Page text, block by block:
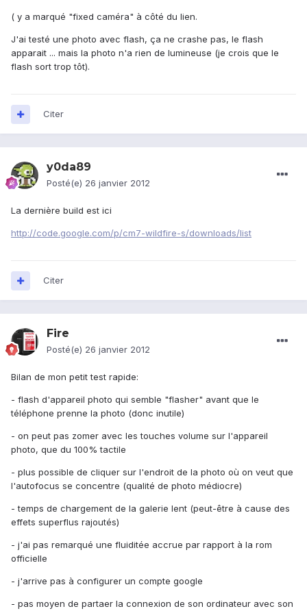
( y a marqué "fixed caméra" à côté du lien.
J'ai testé une photo avec flash, ça ne crashe pas, le flash
apparait ... mais la photo n'a rien de lumineuse (je crois que le
flash sort trop tôt).
Citer
y0da89
Posté(e) 26 janvier 2012
La dernière build est ici
http://code.google.com/p/cm7-wildfire-s/downloads/list
Citer
Fire
Posté(e) 26 janvier 2012
Bilan de mon petit test rapide:
- flash d'appareil photo qui semble "flasher" avant que le
téléphone prenne la photo (donc inutile)
- on peut pas zomer avec les touches volume sur l'appareil
photo, que du 100% tactile
- plus possible de cliquer sur l'endroit de la photo où on veut que
l'autofocus se concentre (qualité de photo médiocre)
- temps de chargement de la galerie lent (peut-être à cause des
effets superflus rajoutés)
- j'ai pas remarqué une fluiditée accrue par rapport à la rom
officielle
- j'arrive pas à configurer un compte google
- pas moyen de partaer la connexion de son ordinateur avec son